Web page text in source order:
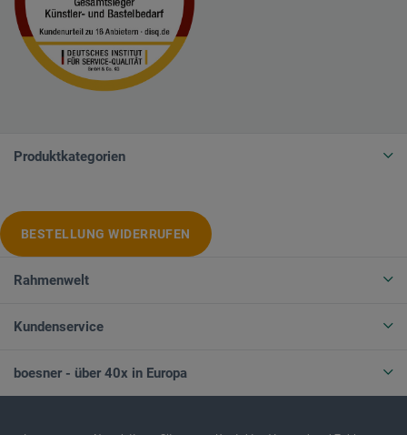
Produktkategorien
BESTELLUNG WIDERRUFEN
Rahmenwelt
Kundenservice
boesner - über 40x in Europa